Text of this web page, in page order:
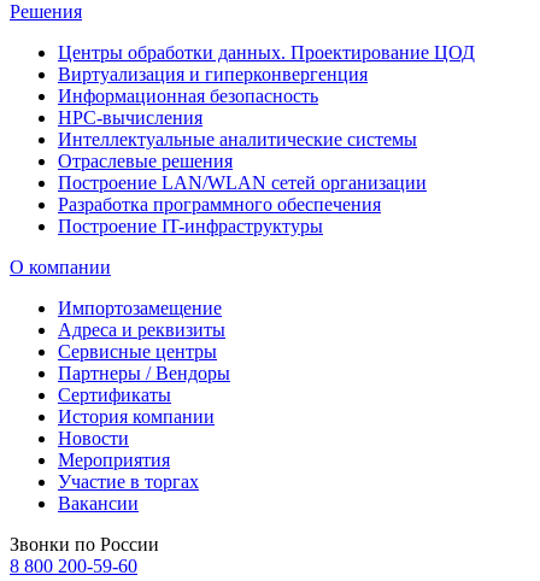
Решения
Центры обработки данных. Проектирование ЦОД
Виртуализация и гиперконвергенция
Информационная безопасность
HPC-вычисления
Интеллектуальные аналитические системы
Отраслевые решения
Построение LAN/WLAN сетей организации
Разработка программного обеспечения
Построение IT-инфраструктуры
О компании
Импортозамещение
Адреса и реквизиты
Сервисные центры
Партнеры / Вендоры
Сертификаты
История компании
Новости
Мероприятия
Участие в торгах
Вакансии
Звонки по России
8 800 200-59-60